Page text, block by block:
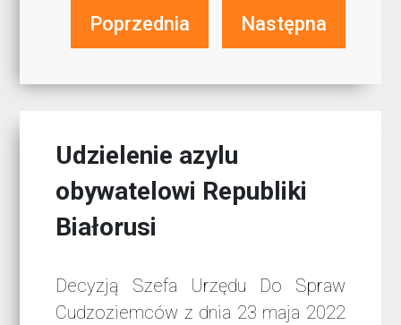
Poprzednia Następna
Udzielenie azylu
obywatelowi Republiki
Białorusi
Decyzją Szefa Urzędu Do Spraw
Cudzoziemców z dnia 23 maja 2022